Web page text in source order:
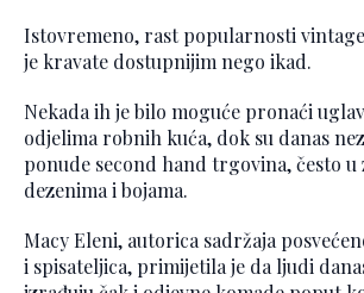
Istovremeno, rast popularnosti
je kravate dostupnijim nego ikad.
Nekada ih je bilo moguće pronaći
odjelima robnih kuća, dok su danas
ponude second hand trgovina, često
dezenima i bojama.
Macy Eleni, autorica sadržaja
i spisateljica, primijetila je da ljudi